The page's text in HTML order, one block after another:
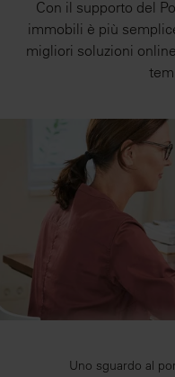
Con il supporto del
immobili è più
migliori soluzioni
Uno sguardo al